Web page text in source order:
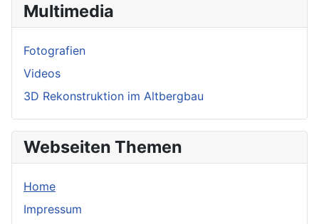
Multimedia
Fotografien
Videos
3D Rekonstruktion im Altbergbau
Webseiten Themen
Home
Impressum